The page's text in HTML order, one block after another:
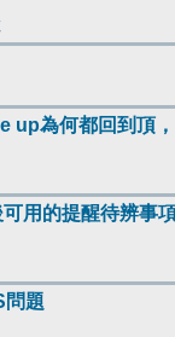
up為何都回到頂，
用的提醒待辨事
問題